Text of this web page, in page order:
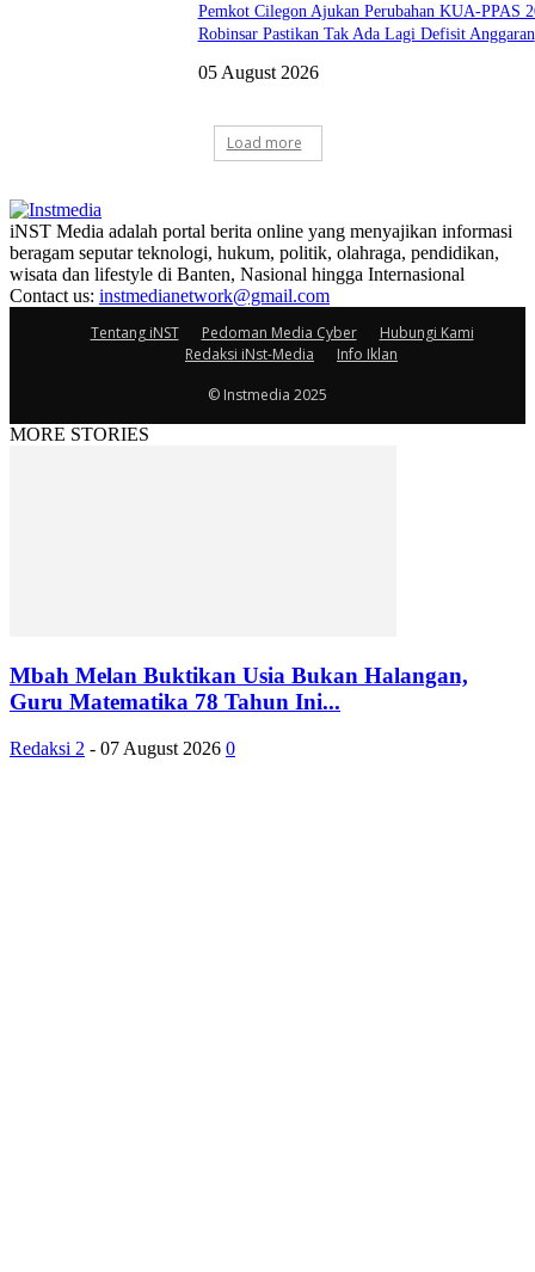
Pemkot Cilegon Ajukan Perubahan KUA-PPAS
Robinsar Pastikan Tak Ada Lagi Defisit Anggaran
05 August 2026
Load more
iNST Media adalah portal berita online yang menyajikan informasi
beragam seputar teknologi, hukum, politik, olahraga, pendidikan,
wisata dan lifestyle di Banten, Nasional hingga Internasional
Contact us: instmedianetwork@gmail.com
Tentang iNST
Pedoman Media Cyber
Hubungi Kami
Redaksi iNst-Media
Info Iklan
© Instmedia 2025
MORE STORIES
Mbah Melan Buktikan Usia Bukan Halangan,
Guru Matematika 78 Tahun Ini...
Redaksi 2 - 07 August 2026 0